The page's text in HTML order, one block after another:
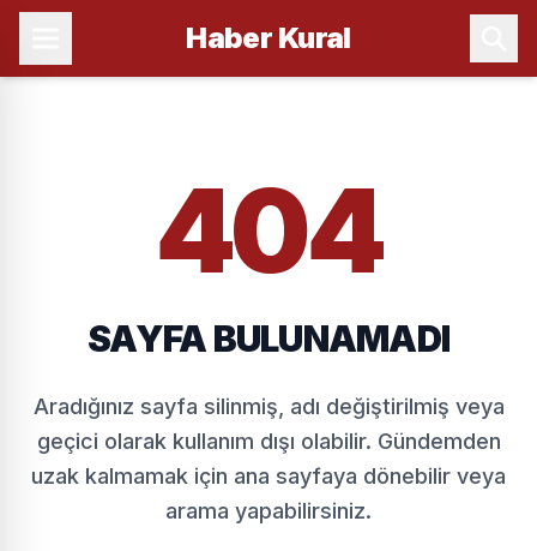
Haber Kural
404
SAYFA BULUNAMADI
Aradığınız sayfa silinmiş, adı değiştirilmiş veya
geçici olarak kullanım dışı olabilir. Gündemden
uzak kalmamak için ana sayfaya dönebilir veya
arama yapabilirsiniz.